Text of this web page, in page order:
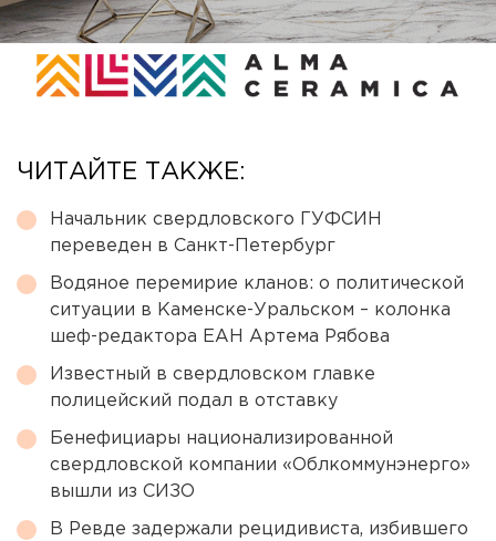
ЧИТАЙТЕ ТАКЖЕ:
Начальник свердловского ГУФСИН
переведен в Санкт-Петербург
Водяное перемирие кланов: о политической
ситуации в Каменске-Уральском – колонка
шеф-редактора ЕАН Артема Рябова
Известный в свердловском главке
полицейский подал в отставку
Бенефициары национализированной
свердловской компании «Облкоммунэнерго»
вышли из СИЗО
В Ревде задержали рецидивиста, избившего